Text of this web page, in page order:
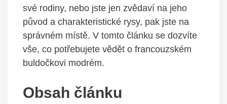
své rodiny, nebo jste jen zvědaví na jeho
původ a charakteristické rysy, pak jste na
správném místě. V tomto článku se dozvíte
vše, co potřebujete vědět o francouzském
buldočkovi modrém.
Obsah článku